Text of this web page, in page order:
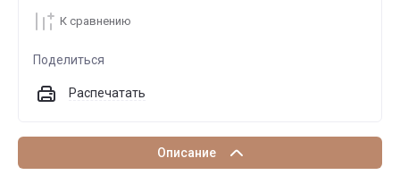
К сравнению
Поделиться
Распечатать
Описание